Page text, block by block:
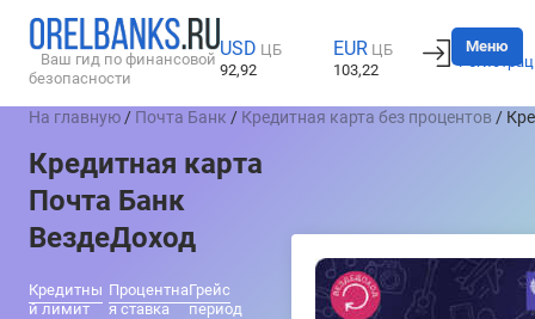
Ваш гид по финансовой
безопасности
USD ЦБ
92,92
EUR ЦБ
103,22
Вход
Меню
На главную / Почта Банк / Кредитная карта без процентов /
Кредитная карта
Почта Банк
ВездеДоход
Кредитны
й лимит
Процентна
я ставка
Грейс
период